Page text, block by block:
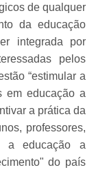
de qualquer
da educação
integrada por
pelos
“estimular a
em educação a
a prática da
professores,
a educação a
do país